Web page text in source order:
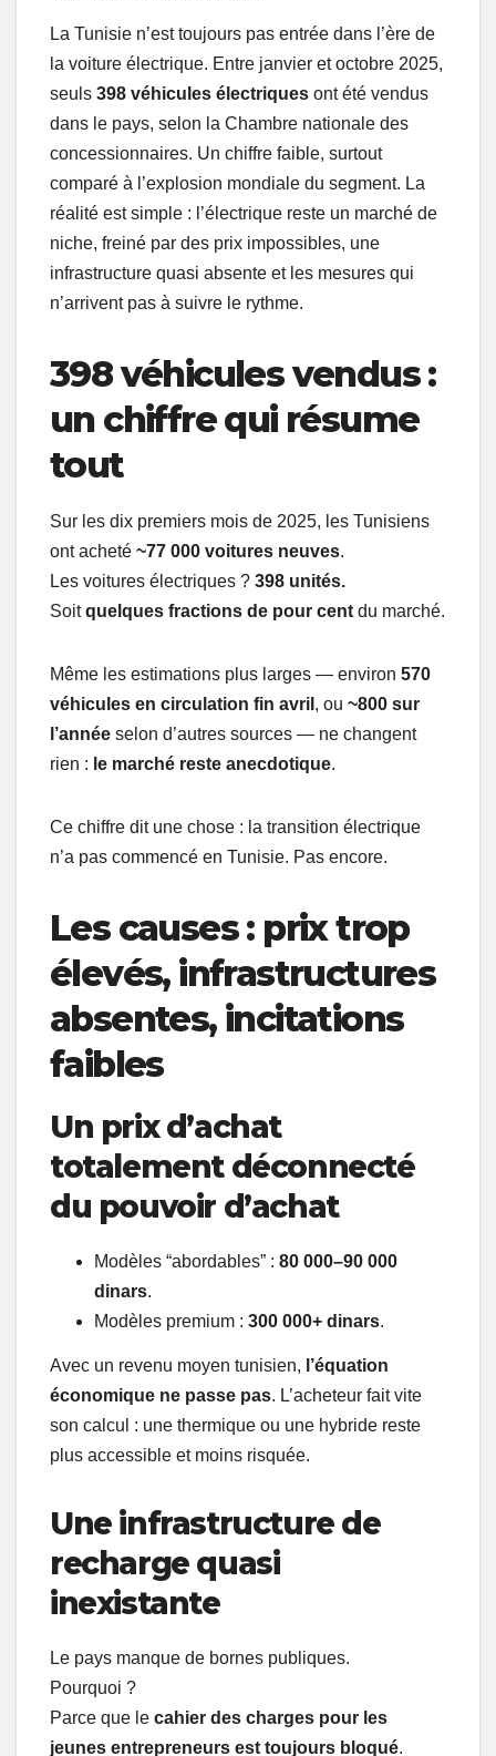
La Tunisie n’est toujours pas entrée dans l’ère de
la voiture électrique. Entre janvier et octobre 2025,
seuls 398 véhicules électriques ont été vendus
dans le pays, selon la Chambre nationale des
concessionnaires. Un chiffre faible, surtout
comparé à l’explosion mondiale du segment. La
réalité est simple : l’électrique reste un marché de
niche, freiné par des prix impossibles, une
infrastructure quasi absente et les mesures qui
n’arrivent pas à suivre le rythme.
398 véhicules vendus :
un chiffre qui résume
tout
Sur les dix premiers mois de 2025, les Tunisiens
ont acheté ~77 000 voitures neuves.
Les voitures électriques ? 398 unités.
Soitquelques fractions de pour centdu marché.
Même les estimations plus larges — environ 570
véhicules en circulation fin avril , ou ~800 sur
l’année selon d’autres sources — ne changent
rien : le marché reste anecdotique.
Ce chiffre dit une chose : la transition électrique
n’a pas commencé en Tunisie. Pas encore.
Les causes : prix trop
élevés, infrastructures
absentes, incitations
faibles
Un prix d’achat
totalement déconnecté
du pouvoir d’achat
Modèles “abordables” : 80 000–90 000
dinars.
Modèles premium : 300 000+ dinars.
Avec un revenu moyen tunisien, l’équation
économique ne passe pas. L’acheteur fait vite
son calcul : une thermique ou une hybride reste
plus accessible et moins risquée.
Une infrastructure de
recharge quasi
inexistante
Le pays manque de bornes publiques.
Pourquoi ?
Parce que le cahier des charges pour les
jeunes entrepreneurs est toujours bloqué.